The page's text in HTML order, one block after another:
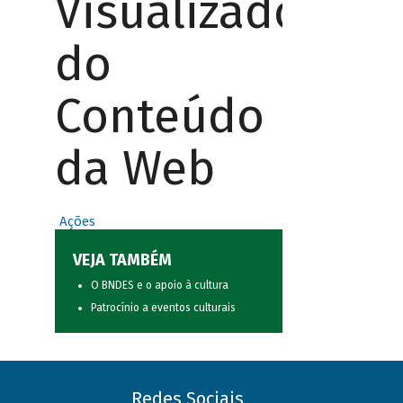
Visualizador
do
Conteúdo
da Web
Ações
VEJA TAMBÉM
O BNDES e o apoio à cultura
Patrocínio a eventos culturais
Redes Sociais